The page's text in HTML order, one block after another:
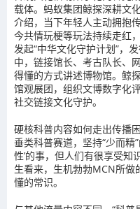
载体。蚂蚁集团鲸探深耕文
介绍，当下年轻人主动拥抱
今共情玩梗等玩法持续走红
发起“中华文化守护计划”，
中，链接馆长、考古队长、
得懂的方式讲述博物馆。鲸
馆观展团，组织文博数字化
社交链接文化守护。
硬核科普内容如何走出传播
垂类科普赛道，坚持“少而精
性’的事，但人们有很享受知
生看来，生机勃勃MCN所做
懂的常识。